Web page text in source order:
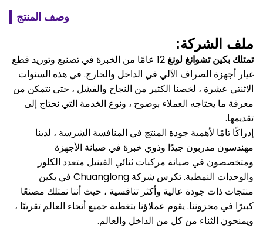
وصف المنتج
ملف الشركة:
تمتلك بكين تشوانغ لونغ
12 عامًا من الخبرة في تصنيع وتوريد قطع
غيار أجهزة الصراف الآلي في الداخل والخارج. في هذه السنوات
الاثنتي عشرة ، لخصنا الكثير من النجاح والفشل ، حتى نتمكن من
معرفة ما يحتاجه العملاء بوضوح ، ونوع الخدمة التي نحتاج إلى
تقديمها.
إدراكًا تامًا لأهمية جودة المنتج في المنافسة الشرسة ، لدينا
مهندسون مدربون جيدًا وذوي خبرة في صيانة الأجهزة
ومتخصصون في صيانة مركبات ثنائي الفينيل متعدد الكلور
والوحدات النمطية.
تكرس شركة Chuanglong في بكين
منتجات ذات جودة عالية وأكثر تنافسية ، حيث أننا نمتلك مصنعًا
كبيرًا في مخزوننا.يقوم عملاؤنا بتغطية جميع أنحاء العالم تقريبًا ،
ويمنحون الثناء من كل من الداخل والعالم.